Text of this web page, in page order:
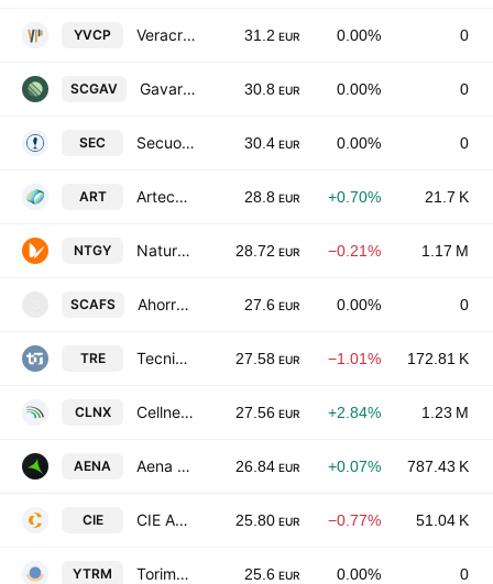
YVCP Veracruz Properties Socimi SA 31.2 EUR 0.00% 0
SCGAV Gavari Properties SOCIMI SA 30.8 EUR 0.00% 0
SEC Secuoya Grupo de Comunicacion SA 30.4 EUR 0.00% 0
ART Arteche Lantegi Elkartea SA 28.8 EUR +0.70% 21.7 K
NTGY Naturgy Energy Group, S.A. 28.72 EUR −0.21% 1.17 M
SCAFS Ahorro Familiar S.A. 27.6 EUR 0.00% 0
TRE Tecnicas Reunidas SA 27.58 EUR −1.01% 172.81 K
CLNX Cellnex Telecom S.A. 27.56 EUR +2.84% 1.23 M
AENA Aena SME SA 26.84 EUR +0.07% 787.43 K
CIE CIE Automotive, S.A. 25.80 EUR −0.77% 51.04 K
YTRM Torimbia SOCIMI SA 25.6 EUR 0.00% 0